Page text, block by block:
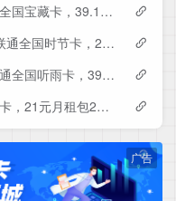
发全国！联通全国宝藏卡，39.1元月租包240G+200分钟
可8月激活！联通全国时节卡，29元月租包180G+200分钟+会员
全国发货！联通全国听雨卡，39元月租包260G+100分钟+会员
联通全国菠菜卡，21元月租包230G+500分钟
广告